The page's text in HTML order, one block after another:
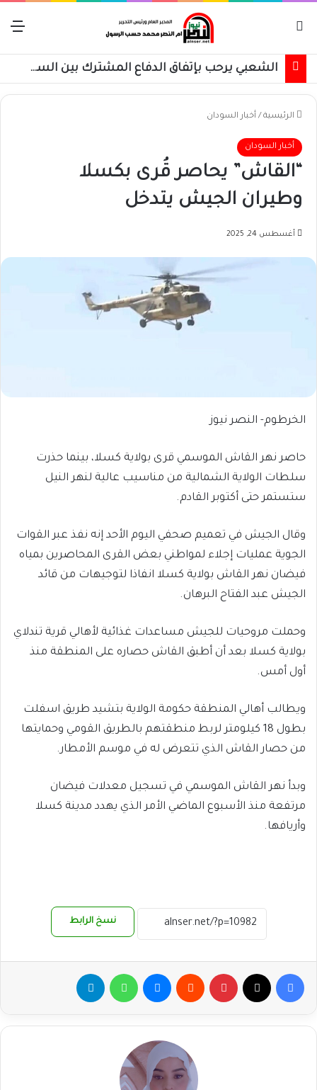
الشعبي يرحب بإتفاق الدفاع المشترك بين السعودية وتركيا وباكستان
الرئيسية / أخبار السودان
أخبار السودان
“القاش” يحاصر قُرى بكسلا
وطيران الجيش يتدخل
أغسطس 24, 2025
الخرطوم- النصر نيوز
حاصر نهر القاش الموسمي قرى بولاية كسلا، بينما حذرت
سلطات الولاية الشمالية من مناسيب عالية لنهر النيل
ستستمر حتى أكتوبر القادم.
وقال الجيش في تعميم صحفي اليوم الأحد إنه نفذ عبر القوات
الجوية عمليات إجلاء لمواطني بعض القرى المحاصرين بمياه
فيضان نهر القاش بولاية كسلا انفاذا لتوجيهات من قائد
الجيش عبد الفتاح البرهان.
وحملت مروحيات للجيش مساعدات غذائية لأهالي قرية تندلاي
بولاية كسلا بعد أن أطبق القاش حصاره على المنطقة منذ
أول أمس.
ويطالب أهالي المنطقة حكومة الولاية بتشيد طريق اسفلت
بطول 18 كيلومتر لربط منطقتهم بالطريق القومي وحمايتها
من حصار القاش الذي تتعرض له في موسم الأمطار.
وبدأ نهر القاش الموسمي في تسجيل معدلات فيضان
مرتفعة منذ الأسبوع الماضي الأمر الذي يهدد مدينة كسلا
وأريافها.
نسخ الرابط
فيسبوك بينتيريست ماسنجر واتساب